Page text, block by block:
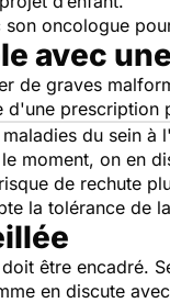
oncologue
avec
de graves
d'une prescription
du sein
moment, on en
de rechute
la tolérance de
être encadré.
en discute